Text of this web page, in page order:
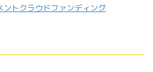
ントクラウドファンディング